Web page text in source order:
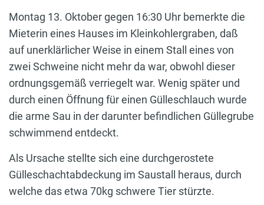
Montag 13. Oktober gegen 16:30 Uhr bemerkte die
Mieterin eines Hauses im Kleinkohlergraben, daß
auf unerklärlicher Weise in einem Stall eines von
zwei Schweine nicht mehr da war, obwohl dieser
ordnungsgemäß verriegelt war. Wenig später und
durch einen Öffnung für einen Gülleschlauch wurde
die arme Sau in der darunter befindlichen Güllegrube
schwimmend entdeckt.
Als Ursache stellte sich eine durchgerostete
Gülleschachtabdeckung im Saustall heraus, durch
welche das etwa 70kg schwere Tier stürzte.